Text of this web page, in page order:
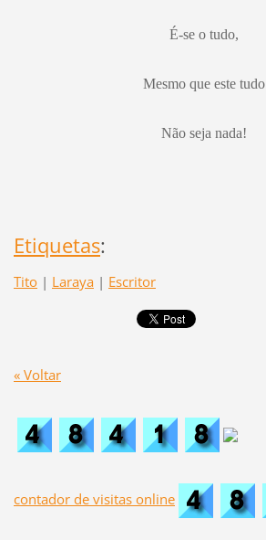
É-se o tudo,
Mesmo que este tudo
Não seja nada!
Etiquetas:
Tito | Laraya | Escritor
« Voltar
contador de visitas online